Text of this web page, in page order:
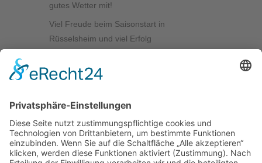
gutes Wetter mit!
Viel Freude beim Saisonstart in
Rüsselsheim und viel Erfolg
Kontakt
Impressum
Datenschutzerklärung
Mitgliederbereich